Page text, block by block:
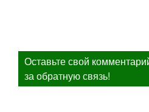
Оставьте свой
за обратную связь!